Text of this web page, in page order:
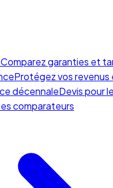
Comparez garanties et
Protégez vos revenus
décennaleDevis pour
comparateurs